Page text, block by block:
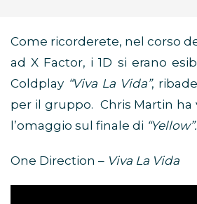
Come ricorderete, nel corso
ad X Factor, i 1D si erano
Coldplay “Viva La Vida”,
per il gruppo. Chris Martin
l’omaggio sul finale di “Yellow”.
One Direction – Viva La Vida